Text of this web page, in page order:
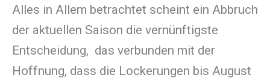
Alles in Allem betrachtet scheint ein Abbruch
der aktuellen Saison die vernünftigste
Entscheidung, das verbunden mit der
Hoffnung, dass die Lockerungen bis August